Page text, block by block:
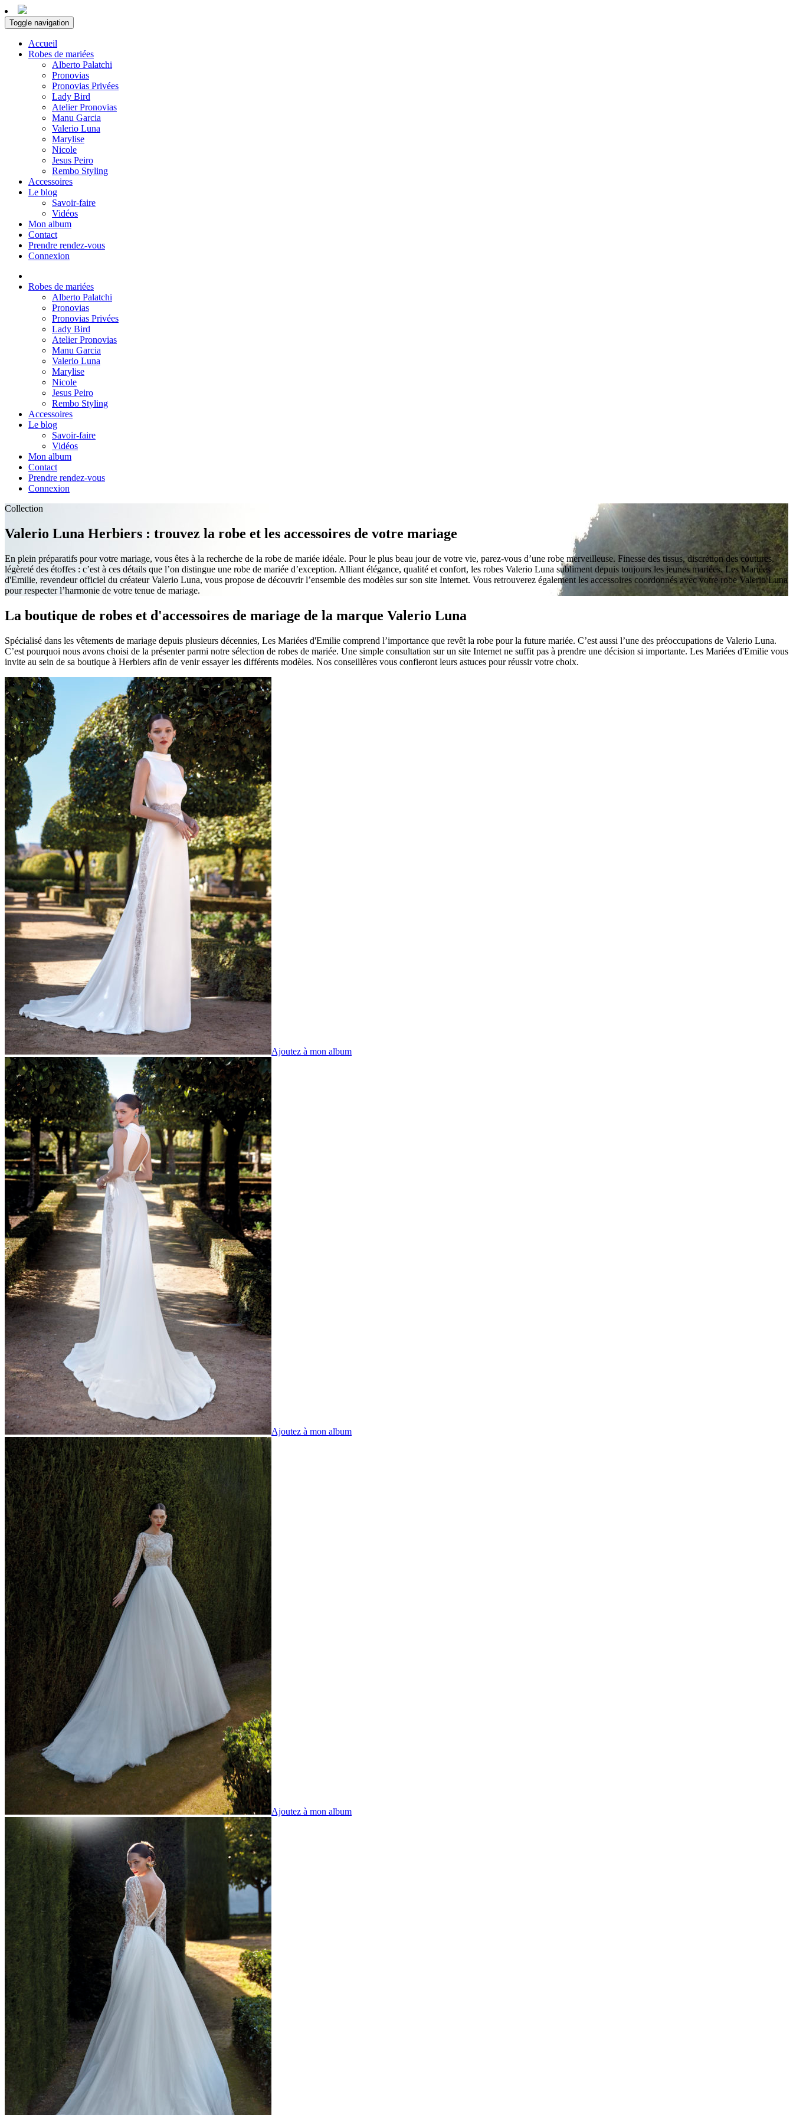
Toggle navigation
Accueil
Robes de mariées
Alberto Palatchi
Pronovias
Pronovias Privées
Lady Bird
Atelier Pronovias
Manu Garcia
Valerio Luna
Marylise
Nicole
Jesus Peiro
Rembo Styling
Accessoires
Le blog
Savoir-faire
Vidéos
Mon album
Contact
Prendre rendez-vous
Connexion
Robes de mariées
Alberto Palatchi
Pronovias
Pronovias Privées
Lady Bird
Atelier Pronovias
Manu Garcia
Valerio Luna
Marylise
Nicole
Jesus Peiro
Rembo Styling
Accessoires
Le blog
Savoir-faire
Vidéos
Mon album
Contact
Prendre rendez-vous
Connexion
Collection
Valerio Luna Herbiers : trouvez la robe et les accessoires de votre mariage
En plein préparatifs pour votre mariage, vous êtes à la recherche de la robe de mariée idéale. Pour le plus beau jour de votre vie, parez-vous d’une robe merveilleuse. Finesse des tissus, discrétion des coutures,
légèreté des étoffes : c’est à ces détails que l’on distingue une robe de mariée d’exception. Alliant élégance, qualité et confort, les robes Valerio Luna subliment depuis toujours les jeunes mariées. Les Mariées
d'Emilie, revendeur officiel du créateur Valerio Luna, vous propose de découvrir l’ensemble des modèles sur son site Internet. Vous retrouverez également les accessoires coordonnés avec votre robe Valerio Luna
pour respecter l’harmonie de votre tenue de mariage.
La boutique de robes et d'accessoires de mariage de la marque Valerio Luna
Spécialisé dans les vêtements de mariage depuis plusieurs décennies, Les Mariées d'Emilie comprend l’importance que revêt la robe pour la future mariée. C’est aussi l’une des préoccupations de Valerio Luna.
C’est pourquoi nous avons choisi de la présenter parmi notre sélection de robes de mariée. Une simple consultation sur un site Internet ne suffit pas à prendre une décision si importante. Les Mariées d'Emilie vous
invite au sein de sa boutique à Herbiers afin de venir essayer les différents modèles. Nos conseillères vous confieront leurs astuces pour réussir votre choix.
Ajoutez à mon album
Ajoutez à mon album
Ajoutez à mon album